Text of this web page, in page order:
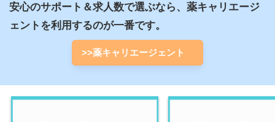
安心のサポート＆求人数で選ぶなら、薬キャリエージ
ェントを利用するのが一番です。
>>薬キャリエージェント